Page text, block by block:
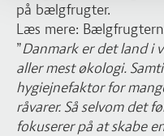
på bælgfrugter.
Læs mere:
”Danmark er det land i
aller mest økologi.
hygiejnefaktor for
råvarer. Så selvom det
fokuserer på at skabe